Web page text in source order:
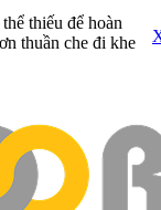
thiếu để hoàn
thuần che đi khe